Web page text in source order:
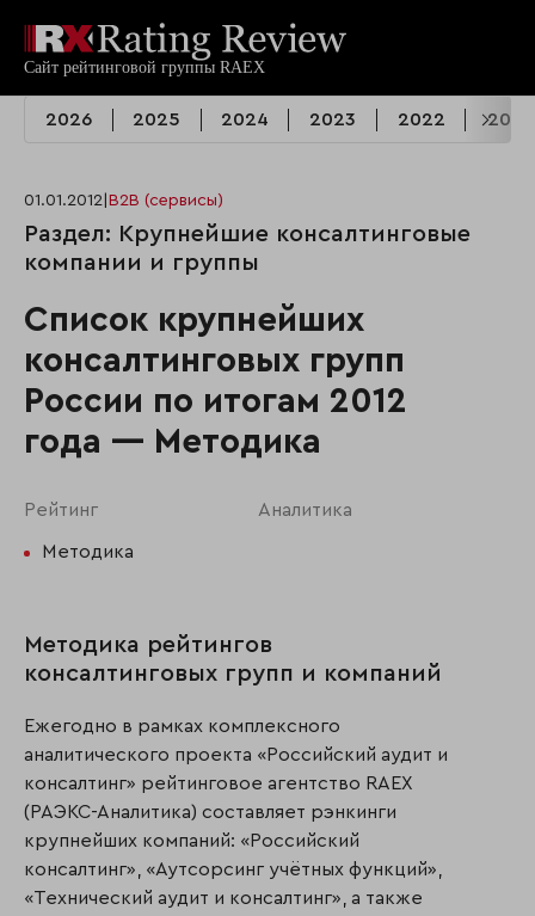
2026 2025 2024 2023 2022 2021
01.01.2012 B2B (сервисы)
Раздел: Крупнейшие консалтинговые
компании и группы
Список крупнейших
консалтинговых групп
России по итогам 2012
года — Методика
Рейтинг Аналитика
Методика
Методика рейтингов
консалтинговых групп и компаний
Ежегодно в рамках комплексного
аналитического проекта «Российский аудит и
консалтинг» рейтинговое агентство RAEX
(РАЭКС-Аналитика) составляет рэнкинги
крупнейших компаний: «Российский
консалтинг», «Аутсорсинг учётных функций»,
«Технический аудит и консалтинг», а также